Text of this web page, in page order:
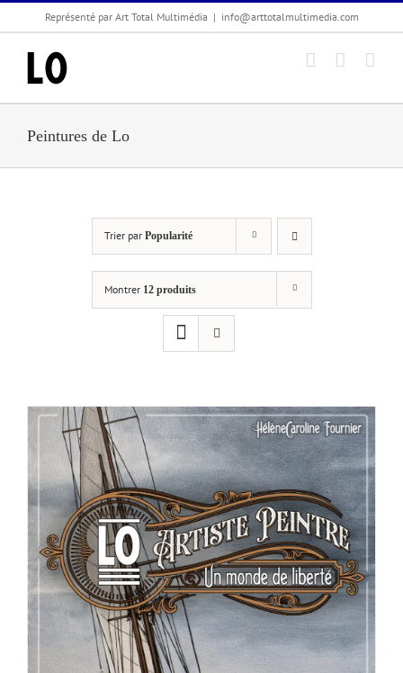
Passer
Représenté par Art Total Multimédia | info@arttotalmultimedia.com
Peintures de Lo
Trier par Popularité
Montrer 12 produits